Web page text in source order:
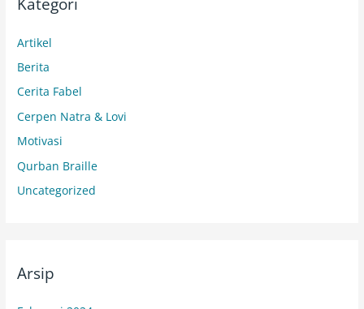
Kategori
Artikel
Berita
Cerita Fabel
Cerpen Natra & Lovi
Motivasi
Qurban Braille
Uncategorized
Arsip